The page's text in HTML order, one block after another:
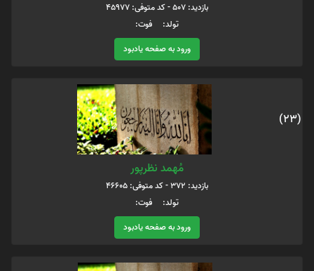
بازدید: 507 - کد متوفی: 45977
تولد: فوت:
ورود به صفحه یادبود
(23)
مُهمد نظرپور
بازدید: 372 - کد متوفی: 46605
تولد: فوت:
ورود به صفحه یادبود